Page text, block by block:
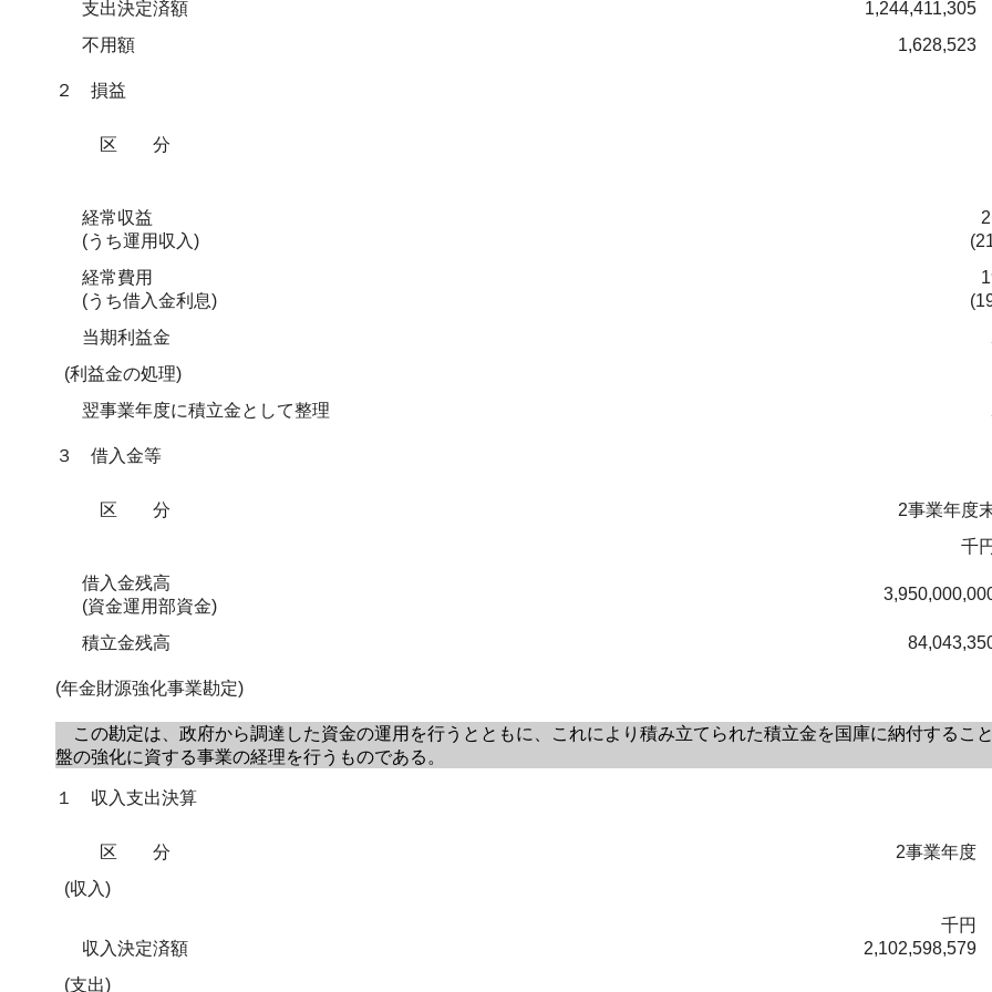
支出決定済額
1,244,411,305
不用額
1,628,523
２ 損益
区分
経常収益
(うち運用収入)
経常費用
(うち借入金利息)
当期利益金
(利益金の処理)
翌事業年度に積立金として整理
３ 借入金等
区分
2事業年度
千
借入金残高
(資金運用部資金)
積立金残高
(年金財源強化事業勘定)
この勘定は、政府から調達した資金の運用を行うとともに、これにより積み立てられた積立金を国庫に納付するこ
盤の強化に資する事業の経理を行うものである。
１ 収入支出決算
区分
2事業年度
(収入)
収入決定済額
千円
2,102,598,579
(支出)